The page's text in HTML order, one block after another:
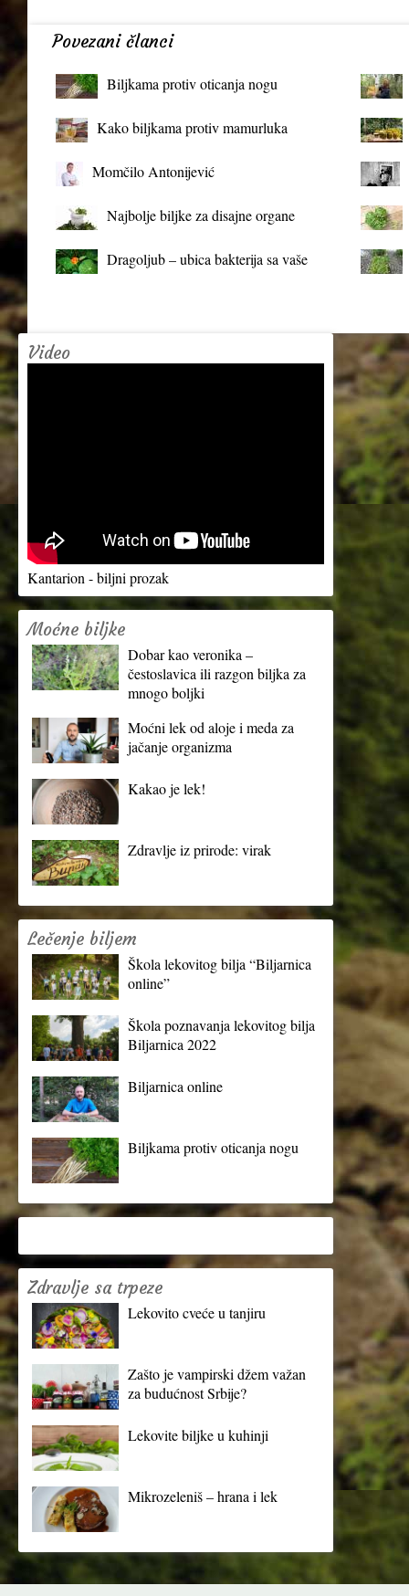
Povezani članci
Biljkama protiv oticanja nogu
Kako biljkama protiv mamurluka
Momčilo Antonijević
Najbolje biljke za disajne organe
Dragoljub – ubica bakterija sa vaše
Video
Kantarion - biljni prozak
Moćne biljke
Dobar kao veronika –
čestoslavica ili razgon biljka za
mnogo boljki
Moćni lek od aloje i meda za
jačanje organizma
Kakao je lek!
Zdravlje iz prirode: virak
Lečenje biljem
Škola lekovitog bilja “Biljarnica
online”
Škola poznavanja lekovitog bilja
Biljarnica 2022
Biljarnica online
Biljkama protiv oticanja nogu
Zdravlje sa trpeze
Lekovito cveće u tanjiru
Zašto je vampirski džem važan
za budućnost Srbije?
Lekovite biljke u kuhinji
Mikrozeleniš – hrana i lek